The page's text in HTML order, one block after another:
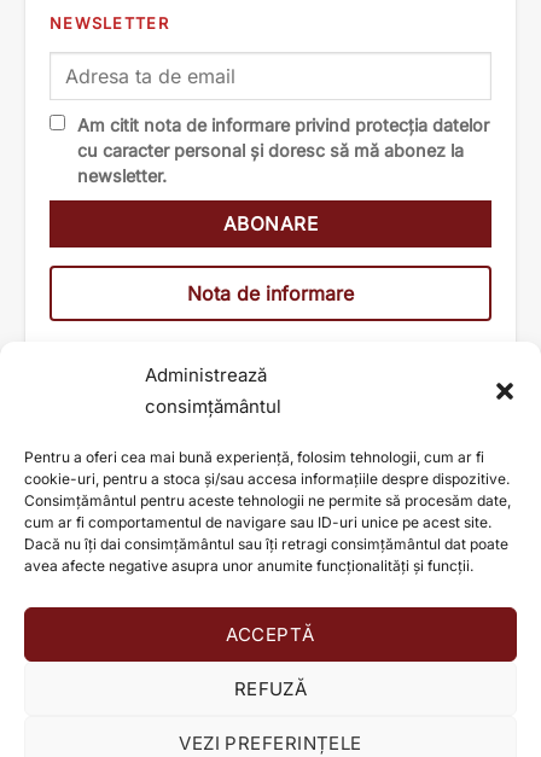
Administrează
consimțământul
Pentru a oferi cea mai bună experiență, folosim tehnologii, cum ar fi
cookie-uri, pentru a stoca și/sau accesa informațiile despre dispozitive.
Consimțământul pentru aceste tehnologii ne permite să procesăm date,
cum ar fi comportamentul de navigare sau ID-uri unice pe acest site.
Dacă nu îți dai consimțământul sau îți retragi consimțământul dat poate
avea afecte negative asupra unor anumite funcționalități și funcții.
ACCEPTĂ
REFUZĂ
VEZI PREFERINȚELE
NEWSLETTER
Am citit nota de informare privind protecția datelor
cu caracter personal și doresc să mă abonez la
newsletter.
Nota de informare
AJUTĂ ȘI TU LA SCHIMBAREA UNEI VIEȚI!